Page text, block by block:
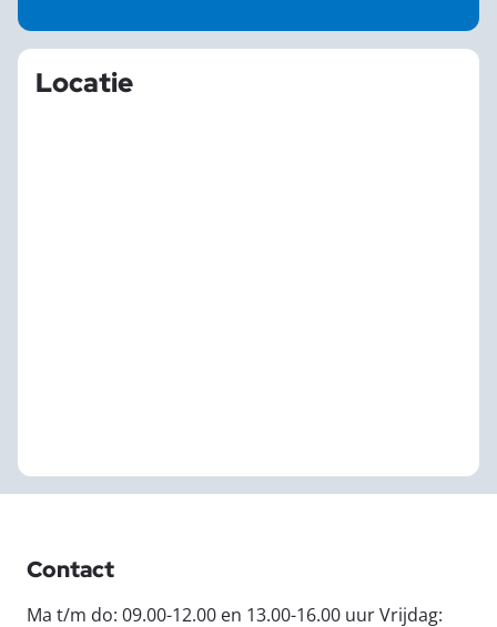
Locatie
Contact
Ma t/m do: 09.00-12.00 en 13.00-16.00 uur Vrijdag: